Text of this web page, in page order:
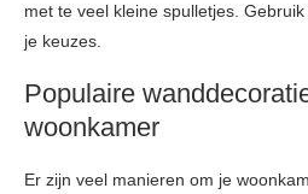
met te veel kleine spulletjes.
je keuzes.
Populaire
woonkamer
Er zijn veel manieren om je